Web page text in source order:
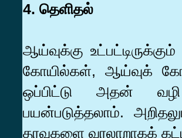
4. தெளிதல்
ஆய்வுக்கு
கோயில்கள், ஆய்வுக்
ஒப்பிட்டு அதன் வழி
பயன்படுத்தலாம்.
தரவுகளை வரலாறாகக்